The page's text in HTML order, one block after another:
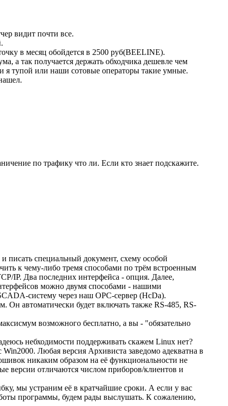
видит почти все.
в месяц обойдется в 2500 руб(BEELINE).
а так получается держать обходчика дешевле чем
я тупой или наши сотовые операторы такие умные.
по трафику что ли. Если кто знает подскажите.
писать специальный документ, схему особой
к чему-либо тремя способами по трём встроенным
IP. Два последних интерфейса - опция. Далее,
можно двумя способами - нашими
систему через наш OPC-сервер (HcDa).
Он автоматически будет включать также RS-485, RS-
возможного бесплатно, а вы - "обязательно
небходимости поддерживать скажем Linux нет?
Любая версия Архивиста заведомо адекватна в
никаким образом на её функциональности не
версии отличаются числом приборов/клиентов и
мы устраним её в кратчайшие сроки. А если у вас
программы, будем рады выслушать. К сожалению,